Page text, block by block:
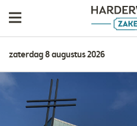
zaterdag 8 augustus 2026